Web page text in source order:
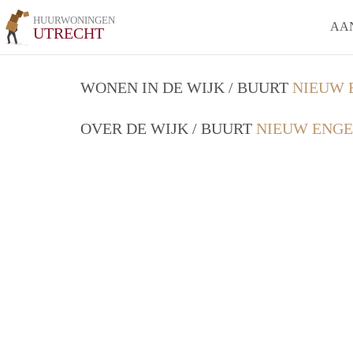
HUURWONINGEN
UTRECHT
WONEN IN DE WIJK / BUURT NIEUW
OVER DE WIJK / BUURT NIEUW